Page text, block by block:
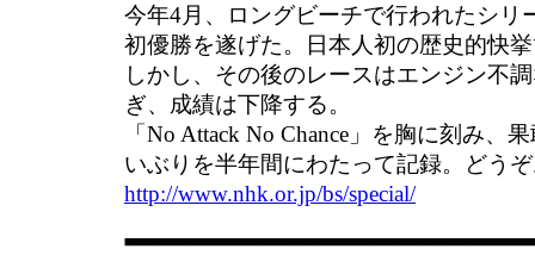
今年4月、ロングビーチで行われたシリ
初優勝を遂げた。日本人初の歴史的快
しかし、その後のレースはエンジン不
ぎ、成績は下降する。
「No Attack No Chance」を胸に刻み、
いぶりを半年間にわたって記録。どう
http://www.nhk.or.jp/bs/special/